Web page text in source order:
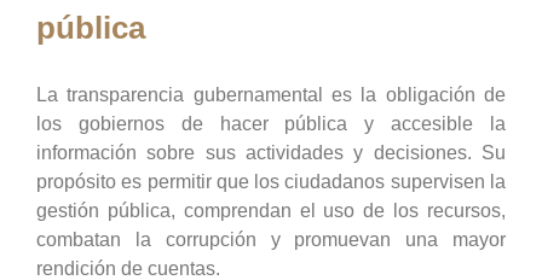
pública
La transparencia gubernamental es la obligación de
los gobiernos de hacer pública y accesible la
información sobre sus actividades y decisiones. Su
propósito es permitir que los ciudadanos supervisen la
gestión pública, comprendan el uso de los recursos,
combatan la corrupción y promuevan una mayor
rendición de cuentas.